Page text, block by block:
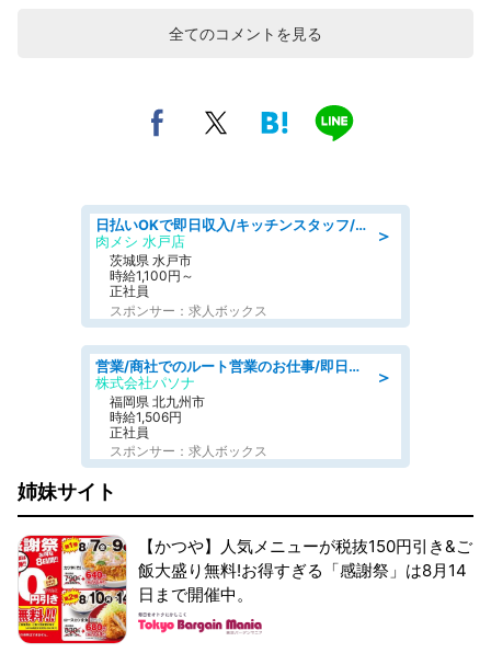
全てのコメントを見る
＞
日払いOKで即日収入/キッチンスタッフ/「原付免許必須」デリバリー業務など、自己成長可能な幅広い仕事に挑戦!髪型自由&ピアス・ネイルOK/茨城県/水戸市
肉メシ 水戸店
茨城県 水戸市
時給1,100円～
正社員
スポンサー：求人ボックス
＞
営業/商社でのルート営業のお仕事/即日勤務可/車通勤可/営業
株式会社パソナ
福岡県 北九州市
時給1,506円
正社員
スポンサー：求人ボックス
姉妹サイト
【かつや】人気メニューが税抜150円引き&ご
飯大盛り無料!お得すぎる「感謝祭」は8月14
日まで開催中。